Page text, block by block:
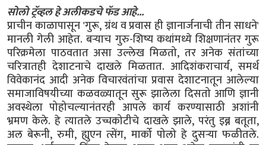
सोलो ट्रॅव्हल हे अलीकडचे फॅड आहे...
प्राचीन काळापासून 'गुरू, ग्रंथ व प्रवास ही ज्ञानार्जनाची तीन साधने'
मानली गेली आहेत. बऱ्याच गुरु-शिष्य कथांमध्ये शिक्षणानंतर गुरू
परिक्रमेला पाठवतात असा उल्लेख मिळतो, तर अनेक संतांच्या
चरित्रातही देशाटनाचे दाखले मिळतात. आदिशंकराचार्य, समर्थ
विवेकानंद आदी अनेक विचारवंतांचा प्रवास देशाटनातून आलेल्या
समाजाविषयीच्या कळवळ्यातून सुरू झालेला दिसतो आणि ज्ञानी
अवस्थेला पोहोचल्यानंतरही आपले कार्य करण्यासाठी अशांनी
भ्रमण केले. हे त्यातले उच्चकोटीचे दाखले झाले, परंतु इब्न बतूता,
अल बेरूनी, रुमी, ह्युएन त्सेंग, मार्को पोलो हे दुसऱ्या फळीतले.